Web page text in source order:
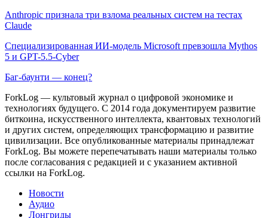
Anthropic признала три взлома реальных систем на тестах
Claude
Специализированная ИИ-модель Microsoft превзошла Mythos
5 и GPT-5.5-Cyber
Баг-баунти — конец?
ForkLog — культовый журнал о цифровой экономике и
технологиях будущего. С 2014 года документируем развитие
биткоина, искусственного интеллекта, квантовых технологий
и других систем, определяющих трансформацию и развитие
цивилизации. Все опубликованные материалы принадлежат
ForkLog. Вы можете перепечатывать наши материалы только
после согласования с редакцией и с указанием активной
ссылки на ForkLog.
Новости
Аудио
Лонгриды